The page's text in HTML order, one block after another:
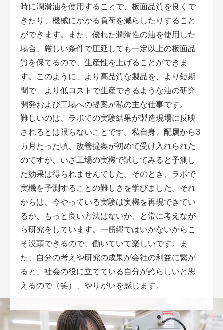
時に潤滑油を使用することで、板面品質を良くで
きたり、機械にかかる負荷を減らしたりすること
ができます。また、優れた潤滑性の油を使用した
場合、厳しい条件で圧延しても一定以上の板面品
質を保てるので、生産性を上げることができま
す。このように、より高品質な製品を、より短期
間で、より低コストで生産できるような油の研究
開発および工場への提案が私の主な仕事です。
難しいのは、ラボでの実験結果が製造現場に反映
されるとは限らないことです。私自身、配属から3
カ月たった頃、改善提案が初めて受け入れられた
のですが、いざ工場の実機で試してみると予測し
た効果は得られませんでした。そのとき、ラボで
実機を予測することの難しさを学びました。それ
からは、今やっている実験は実機を再現できてい
るか、もっと良い方法はないか、と常に考えなが
ら研究をしています。一筋縄ではいかないからこ
そ没頭できるので、働いていて楽しいです。ま
た、自分の考えや研究の成果が会社の利益に繋が
ると、社会の役に立てている自分が誇らしいと思
えるので（笑）、やりがいを感じます。